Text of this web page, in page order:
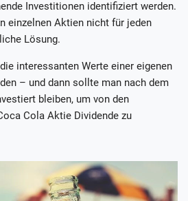
Investitionen identifiziert werden.
einzelnen Aktien nicht für jeden
Lösung.
interessanten Werte einer eigenen
– und dann sollte man nach dem
bleiben, um von den
Cola Aktie Dividende zu